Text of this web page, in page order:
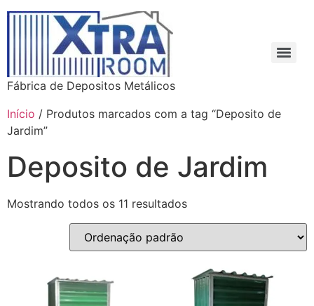
Fábrica de Depositos Metálicos
Início / Produtos marcados com a tag “Deposito de
Jardim”
Deposito de Jardim
Mostrando todos os 11 resultados